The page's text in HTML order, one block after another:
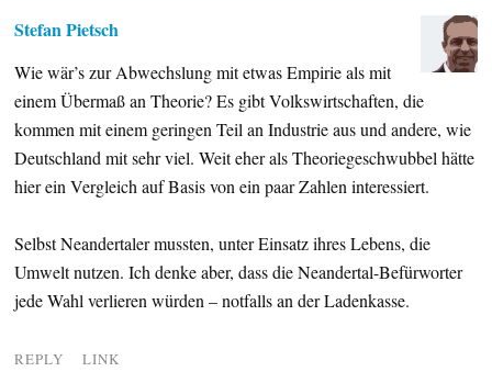
Stefan Pietsch
Wie wär’s zur Abwechslung mit etwas Empirie als mit
einem Übermaß an Theorie? Es gibt Volkswirtschaften, die
kommen mit einem geringen Teil an Industrie aus und andere, wie
Deutschland mit sehr viel. Weit eher als Theoriegeschwubbel hätte
hier ein Vergleich auf Basis von ein paar Zahlen interessiert.
Selbst Neandertaler mussten, unter Einsatz ihres Lebens, die
Umwelt nutzen. Ich denke aber, dass die Neandertal-Befürworter
jede Wahl verlieren würden – notfalls an der Ladenkasse.
REPLY LINK